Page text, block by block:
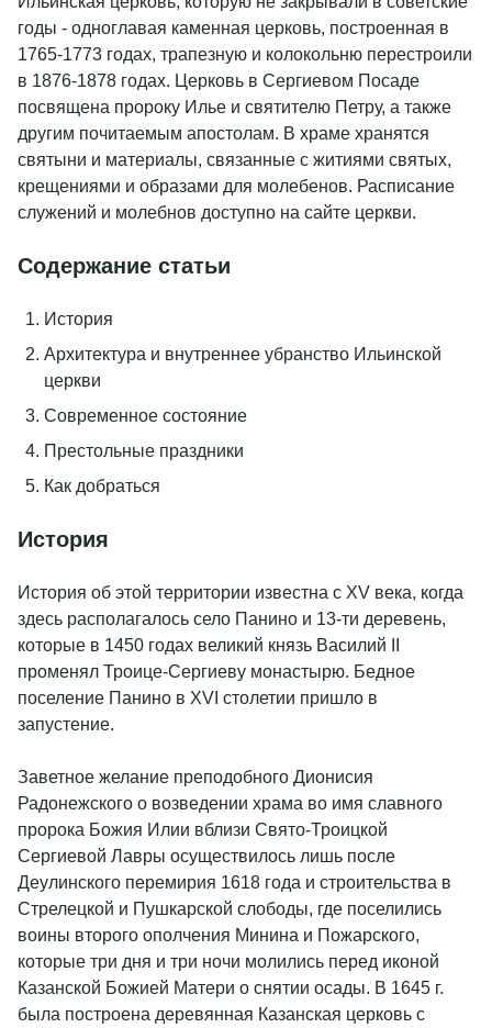
годы - одноглавая каменная церковь, построенная в
1765-1773 годах, трапезную и колокольню перестроили
в 1876-1878 годах. Церковь в Сергиевом Посаде
посвящена пророку Илье и святителю Петру, а также
другим почитаемым апостолам. В храме хранятся
святыни и материалы, связанные с житиями святых,
крещениями и образами для молебенов. Расписание
служений и молебнов доступно на сайте церкви.
Содержание статьи
История
Архитектура и внутреннее убранство Ильинской
церкви
Современное состояние
Престольные праздники
Как добраться
История
История об этой территории известна с XV века, когда
здесь располагалось село Панино и 13-ти деревень,
которые в 1450 годах великий князь Василий II
променял Троице-Сергиеву монастырю. Бедное
поселение Панино в XVI столетии пришло в
запустение.
Заветное желание преподобного Дионисия
Радонежского о возведении храма во имя славного
пророка Божия Илии вблизи Свято-Троицкой
Сергиевой Лавры осуществилось лишь после
Деулинского перемирия 1618 года и строительства в
Стрелецкой и Пушкарской слободы, где поселились
воины второго ополчения Минина и Пожарского,
которые три дня и три ночи молились перед иконой
Казанской Божией Матери о снятии осады. В 1645 г.
была построена деревянная Казанская церковь с
посещение территории музея-заповедника «Абрамцево»,
экскурсии в места исторического наследия, боулинг (1 час).
Развлекательная программа (согласно анонсу).
Пакет 5 января – 8 января
Заезд 05.01.2025 в 17:00. Выезд 08.01.2025 до 14:00.
Предложение включает: проживание в выбранной
посещение территории музея-заповедника «Абрамцево»,
Развлекательная программа (согласно анонсу).
Пакет 30 декабря - 2 января
Предложение включает: проживание в выбранной
свежем воздухе), ужин, барная карта (крепкий алкоголь в
территории музея-заповедника «Абрамцево», экскурсии в
места исторического наследия, боулинг (1 час).
Развлекательная программа (согласно анонсу).
31 декабря – завтрак (шведский стол), обед, новогодний
банкет с развлекательной программой, барная карта
программа (согласно анонсу).
Пакет 31 декабря - 2 января
Заезд 31.12.2024 с 17:00. Выезд 02.01.2025 до 15.00.
Предложение включает: проживание в выбранной
категории номера, завтрак (шведский стол), обед (на
свежем воздухе), ужин, барная карта (крепкий алкоголь в
стоимость не входит), мастер-классы, посещение
пожалуйста, саунами, находящимися рядом с закрытым и
открытым бассейнами. Шумные работы будут проходить с
02.09 по 10.09. Открытие новой аква-зоны запланировано
на октябрь.